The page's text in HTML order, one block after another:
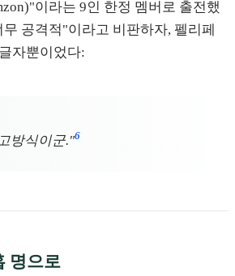
이라는 9인 한정 멤버로 출전했
공격적"이라고 비판하자, 펠리페
자뿐이었다:
방식이군."6
명으로